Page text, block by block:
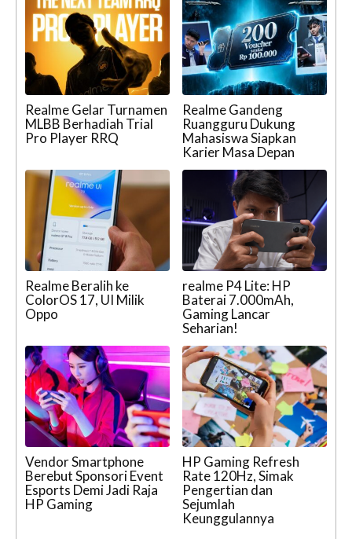
Realme Gelar Turnamen
MLBB Berhadiah Trial
Pro Player RRQ
Realme Gandeng
Ruangguru Dukung
Mahasiswa Siapkan
Karier Masa Depan
Realme Beralih ke
ColorOS 17, UI Milik
Oppo
realme P4 Lite: HP
Baterai 7.000mAh,
Gaming Lancar
Seharian!
Vendor Smartphone
Berebut Sponsori Event
Esports Demi Jadi Raja
HP Gaming
HP Gaming Refresh
Rate 120Hz, Simak
Pengertian dan
Sejumlah
Keunggulannya